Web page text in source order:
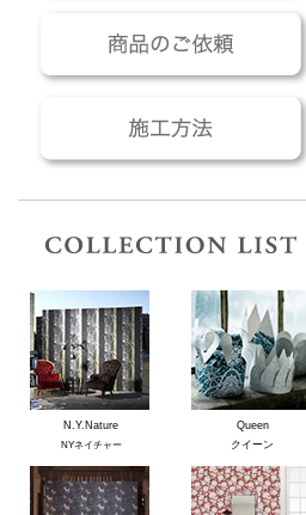
N.Y.Nature
NYネイチャー
Queen
クイーン